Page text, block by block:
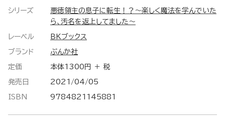
シリーズ
悪徳領主の息子に転生！？～楽しく魔法を学んでいた
ら、汚名を返上してました～
レーベル BKブックス
ブランド ぶんか社
定価 本体1300円 ＋ 税
発売日 2021/04/05
ISBN 9784821145881